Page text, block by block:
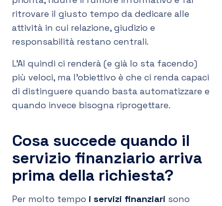
ritrovare il giusto tempo da dedicare alle
attività in cui relazione, giudizio e
responsabilità restano centrali.
L’AI quindi ci renderà (e già lo sta facendo)
più veloci, ma l’obiettivo è che ci renda capaci
di distinguere quando basta automatizzare e
quando invece bisogna riprogettare.
Cosa succede quando il
servizio finanziario arriva
prima della richiesta?
Per molto tempo i servizi finanziari sono